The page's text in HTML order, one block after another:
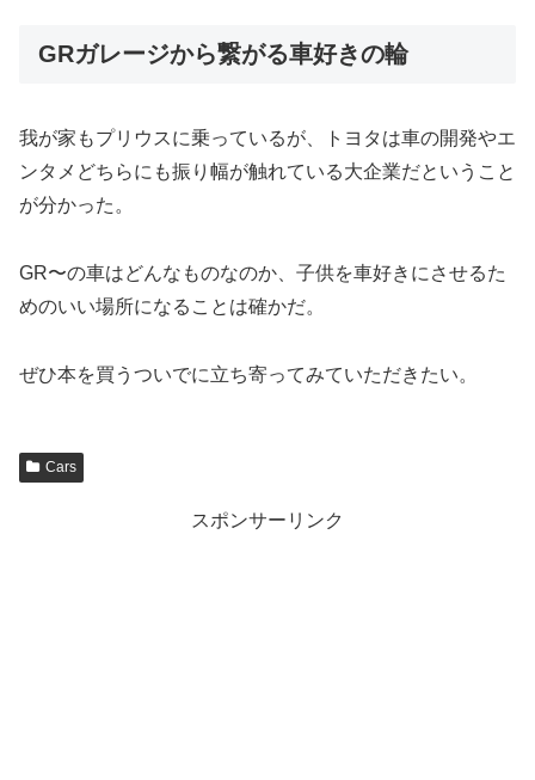
GRガレージから繋がる車好きの輪
我が家もプリウスに乗っているが、トヨタは車の開発やエ
ンタメどちらにも振り幅が触れている大企業だということ
が分かった。
GR〜の車はどんなものなのか、子供を車好きにさせるた
めのいい場所になることは確かだ。
ぜひ本を買うついでに立ち寄ってみていただきたい。
Cars
スポンサーリンク